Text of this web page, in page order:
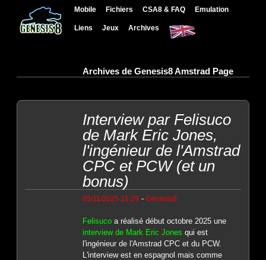
Mobile Fichiers CSA8 & FAQ Emulation
Liens Jeux Archives
Archives de Genesis8 Amstrad Page
Interview par Felisuco
de Mark Eric Jones,
l'ingénieur de l'Amstrad
CPC et PCW (et un
bonus)
05/11/2025 21:29 - Genesis8
Felisucoa réalisé début octobre 2025 une
interview de Mark Eric Jones qui est
l'ingénieur de l'Amstrad CPC et du PCW.
L'interview est en espagnol mais comme